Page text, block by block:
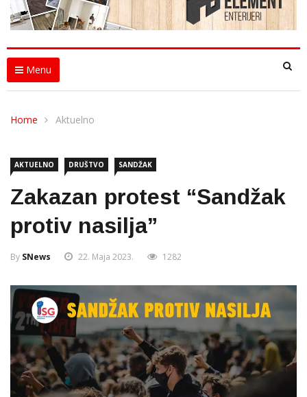
Menu
Home Aktuelno
AKTUELNO DRUŠTVO SANDŽAK
Zakazan protest “Sandžak
protiv nasilja”
By SNews 22. Maja 2023. 1282